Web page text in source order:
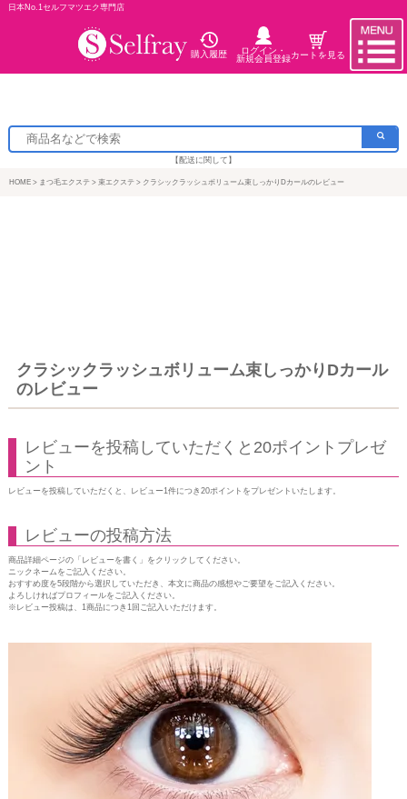
日本No.1セルフマツエク専門店
購入履歴
ログイン・
新規会員登録カートを見る
【配送に関して】
HOME まつ毛エクステ 束エクステ クラシックラッシュボリューム束しっかりDカールのレビュー
クラシックラッシュボリューム束しっかりDカール
のレビュー
レビューを投稿していただくと20ポイントプレゼ
ント
レビューを投稿していただくと、レビュー1件につき20ポイントをプレゼントいたします。
レビューの投稿方法
商品詳細ページの「レビューを書く」をクリックしてください。
ニックネームをご記入ください。
おすすめ度を5段階から選択していただき、本文に商品の感想やご要望をご記入ください。
よろしければプロフィールをご記入ください。
※レビュー投稿は、1商品につき1回ご記入いただけます。